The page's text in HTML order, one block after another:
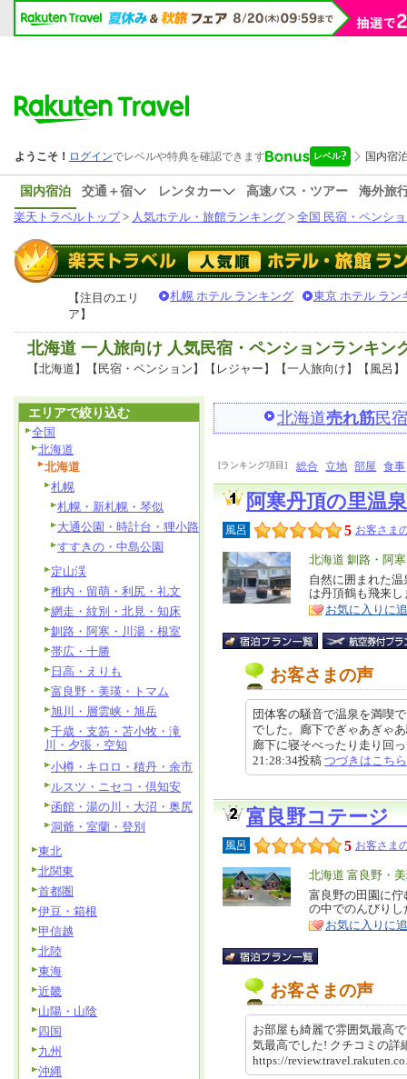
国内宿泊 交通＋宿 レンタカー 高速バス・ツアー
海外旅
楽天トラベルトップ> 人気ホテル・旅館ランキング > 全国 民宿・ペンシ
【注目のエリ
ア】
札幌 ホテル ランキング 東京 ホテル ラン
北海道 一人旅向け 人気民宿・ペンションランキン
【北海道】【民宿・ペンション】【レジャー】【一人旅向け】【風呂】
北海道売れ筋民
[ランキング項目] 総合 立地 部屋 食事
阿寒丹頂の里温
風呂 5 お客さま
エ
リ
ア
北海道 釧路・阿
特
徴
自然に囲まれた
は丹頂鶴も飛来し
お気に入りに
お客さまの声
団体客の騒音で温泉を満喫
でした。廊下でぎゃあぎゃ
廊下に寝そべったり走り回
21:28:34投稿 つづきはこちら
富良野コテージ
風呂 5 お客さま
エ
リ
ア
北海道 富良野・
特
徴
富良野の田園に
の中でのんびり
お気に入りに
お客さまの声
お部屋も綺麗で雰囲気最高
気最高でした! クチコミの
https://
エリアで絞り込む
全国
北海道
北海道
札幌
札幌・新札幌・琴似
大通公園・時計台・狸小路
すすきの・中島公園
定山渓
稚内・留萌・利尻・礼文
網走・紋別・北見・知床
釧路・阿寒・川湯・根室
帯広・十勝
日高・えりも
富良野・美瑛・トマム
旭川・層雲峡・旭岳
千歳・支笏・苫小牧・滝
川・夕張・空知
小樽・キロロ・積丹・余市
ルスツ・ニセコ・倶知安
函館・湯の川・大沼・奥尻
洞爺・室蘭・登別
東北
北関東
首都圏
伊豆・箱根
甲信越
北陸
東海
近畿
山陽・山陰
四国
九州
沖縄